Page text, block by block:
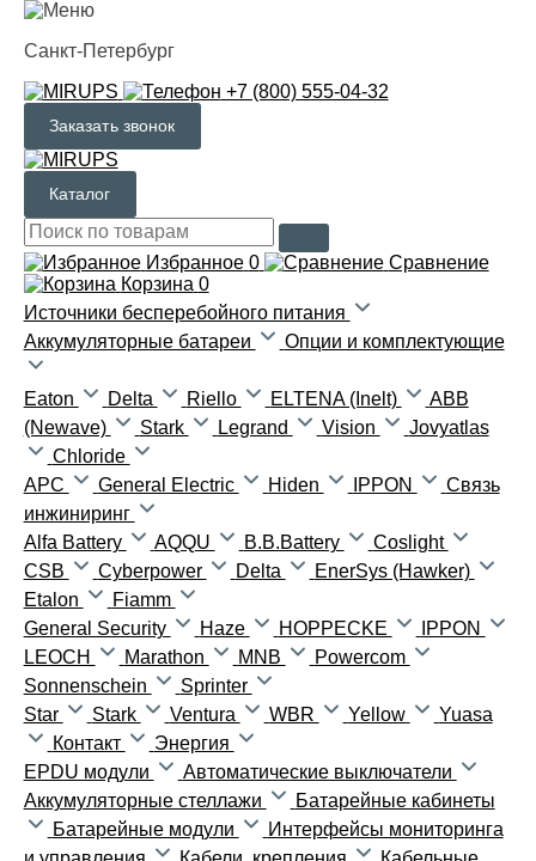
Санкт-Петербург
+7 (800) 555-04-32
Заказать звонок
Каталог
Избранное 0
Сравнение
Корзина 0
Источники бесперебойного питания
Аккумуляторные батареи
Опции и комплектующие
Eaton Delta Riello ELTENA (Inelt)
ABB
(Newave)
Stark Legrand Vision
Jovyatlas
Chloride
APC
General Electric Hiden IPPON
Связь
инжиниринг
Alfa Battery
AQQU B.B.Battery
Coslight
CSB
Cyberpower Delta
EnerSys (Hawker)
Etalon
Fiamm
General Security
Haze HOPPECKE
IPPON
LEOCH
Marathon MNB
Powercom
Sonnenschein
Sprinter
Star
Stark Ventura WBR Yellow
Yuasa
Контакт
Энергия
EPDU модули
Автоматические выключатели
Аккумуляторные стеллажи
Батарейные кабинеты
Батарейные модули
Интерфейсы мониторинга